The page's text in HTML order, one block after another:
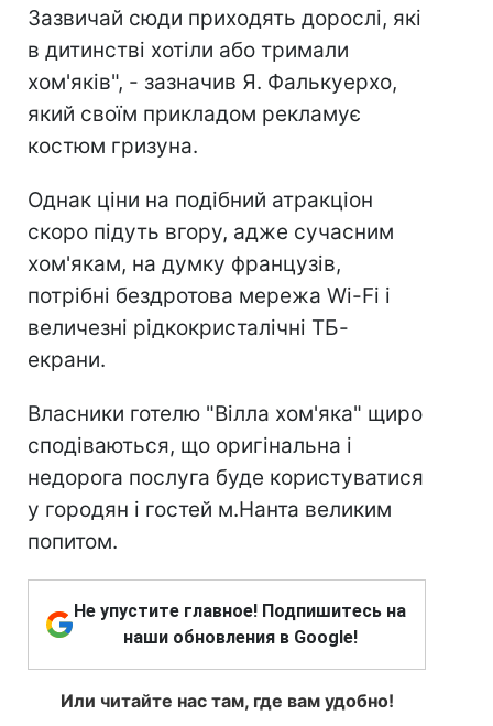
Зазвичай сюди приходять дорослі, які
в дитинстві хотіли або тримали
хом'яків", - зазначив Я. Фалькуерхо,
який своїм прикладом рекламує
костюм гризуна.
Однак ціни на подібний атракціон
скоро підуть вгору, адже сучасним
хом'якам, на думку французів,
потрібні бездротова мережа Wi-Fi і
величезні рідкокристалічні ТБ-
екрани.
Власники готелю "Вілла хом'яка" щиро
сподіваються, що оригінальна і
недорога послуга буде користуватися
у городян і гостей м.Нанта великим
попитом.
Не упустите главное! Подпишитесь на
наши обновления в Google!
Или читайте нас там, где вам удобно!